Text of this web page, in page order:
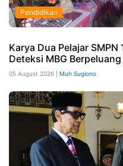
Pendidikan
Karya Dua Pelajar
Deteksi MBG
05 August 2026 | Muh Sugiono